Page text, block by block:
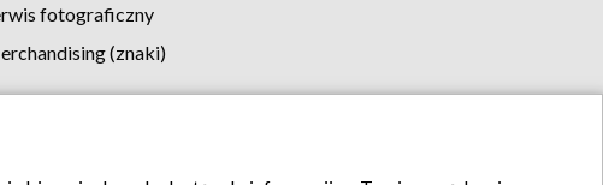
fotograficzny
(znaki)
reklamy Kontakt